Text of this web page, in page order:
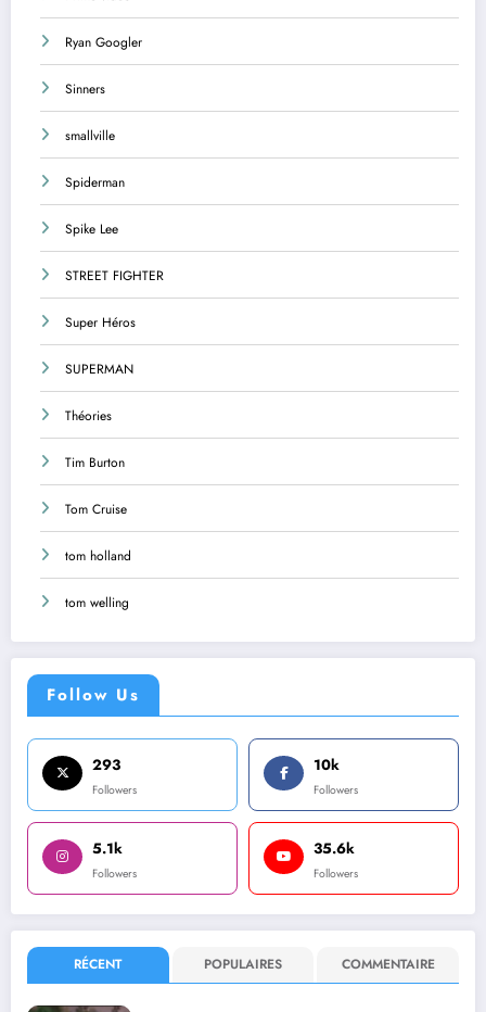
Ryan Googler
Sinners
smallville
Spiderman
Spike Lee
STREET FIGHTER
Super Héros
SUPERMAN
Théories
Tim Burton
Tom Cruise
tom holland
tom welling
Follow Us
293
Followers
10k
Followers
5.1k
Followers
35.6k
Followers
RÉCENT POPULAIRES COMMENTAIRE